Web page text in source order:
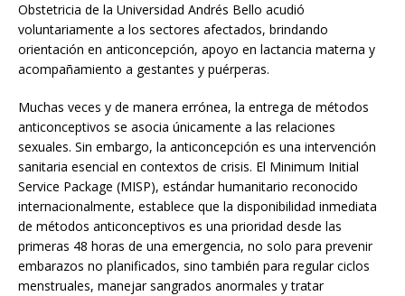
Obstetricia de la Universidad Andrés Bello acudió
voluntariamente a los sectores afectados, brindando
orientación en anticoncepción, apoyo en lactancia materna y
acompañamiento a gestantes y puérperas.
Muchas veces y de manera errónea, la entrega de métodos
anticonceptivos se asocia únicamente a las relaciones
sexuales. Sin embargo, la anticoncepción es una intervención
sanitaria esencial en contextos de crisis. El Minimum Initial
Service Package (MISP), estándar humanitario reconocido
internacionalmente, establece que la disponibilidad inmediata
de métodos anticonceptivos es una prioridad desde las
primeras 48 horas de una emergencia, no solo para prevenir
embarazos no planificados, sino también para regular ciclos
menstruales, manejar sangrados anormales y tratar